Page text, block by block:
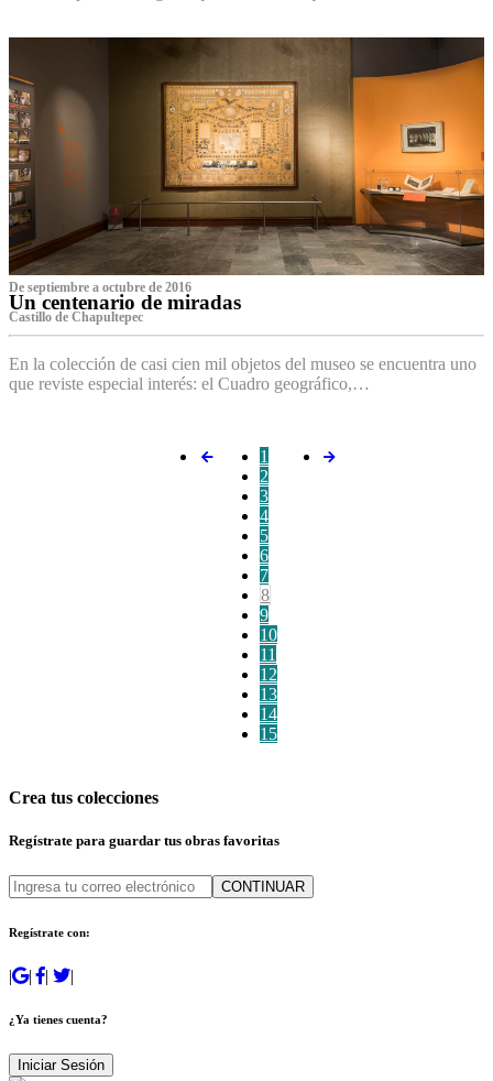
De septiembre a octubre de 2016
Un centenario de miradas
Castillo de Chapultepec
En la colección de casi cien mil objetos del museo se encuentra uno
que reviste especial interés: el Cuadro geográfico,…
1
2
3
4
5
6
7
8
9
10
11
12
13
14
15
Crea tus colecciones
Regístrate para guardar tus obras favoritas
CONTINUAR
Regístrate con:
| | | |
¿Ya tienes cuenta?
Iniciar Sesión